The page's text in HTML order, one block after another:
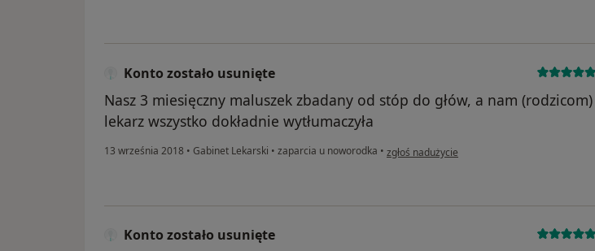
Konto zostało usunięte
Nasz 3 miesięczny maluszek zbadany od stóp do głów, a nam (rodzicom)
lekarz wszystko dokładnie wytłumaczyła
13 września 2018 • Gabinet Lekarski • zaparcia u noworodka • w opinii użytkownika Konto zostało usunięte
zgłoś nadużycie
Konto zostało usunięte